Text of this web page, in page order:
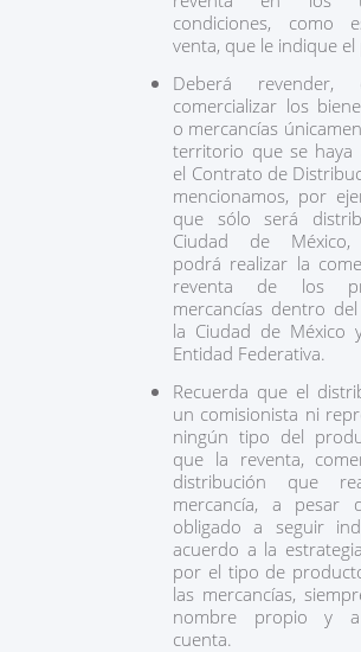
condiciones, como
venta, que le indique
Deberá revender,
comercializar los
o mercancías
territorio que se haya
el Contrato de
mencionamos, por
que sólo será
Ciudad de México,
podrá realizar la
reventa de los
mercancías dentro
la Ciudad de México
Entidad Federativa.
Recuerda que el
un comisionista ni
ningún tipo del
que la reventa,
distribución que
mercancía, a pesar
obligado a seguir
acuerdo a la
por el tipo de
las mercancías,
nombre propio y
cuenta.